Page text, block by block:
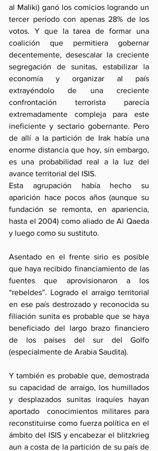
al Maliki) ganó los comicios logrando un
tercer período con apenas 28% de los
votos. Y que la tarea de formar una
coalición que permitiera gobernar
decentemente, desescalar la creciente
segregación de sunitas, estabilizar la
economía y organizar al país
extrayéndolo de una creciente
confrontación terrorista parecía
extremadamente compleja para este
ineficiente y sectario gobernante. Pero
de allí a la partición de Irak había una
enorme distancia que hoy, sin embargo,
es una probabilidad real a la luz del
avance territorial del ISIS.
Esta agrupación había hecho su
aparición hace pocos años (aunque su
fundación se remonta, en apariencia,
hasta el 2004) como aliado de Al Qaeda
y luego como su sustituto.
Asentado en el frente sirio es posible
que haya recibido financiamiento de las
fuentes que aprovisionaron a los
“rebeldes”. Logrado el arraigo territorial
en ese país destrozado y reconocida su
filiación sunita es probable que se haya
beneficiado del largo brazo financiero
de los países del sur del Golfo
(especialmente de Arabia Saudita).
Y también es probable que, demostrada
su capacidad de arraigo, los humillados
y desplazados sunitas iraquíes hayan
aportado  conocimientos militares para
reconstituirse como fuerza política en el
ámbito del ISIS y encabezar el blitzkrieg
aun a costa de la partición de su país de